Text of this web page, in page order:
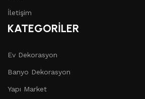
İletişim
KATEGORİLER
Ev Dekorasyon
Banyo Dekorasyon
Yapı Market